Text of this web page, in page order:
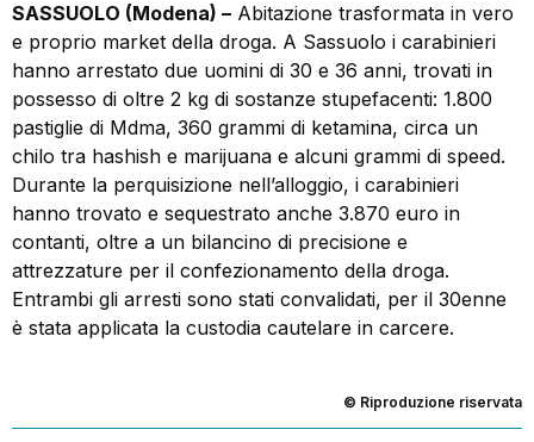
SASSUOLO (Modena) – Abitazione trasformata in vero
e proprio market della droga. A Sassuolo i carabinieri
hanno arrestato due uomini di 30 e 36 anni, trovati in
possesso di oltre 2 kg di sostanze stupefacenti: 1.800
pastiglie di Mdma, 360 grammi di ketamina, circa un
chilo tra hashish e marijuana e alcuni grammi di speed.
Durante la perquisizione nell’alloggio, i carabinieri
hanno trovato e sequestrato anche 3.870 euro in
contanti, oltre a un bilancino di precisione e
attrezzature per il confezionamento della droga.
Entrambi gli arresti sono stati convalidati, per il 30enne
è stata applicata la custodia cautelare in carcere.
© Riproduzione riservata